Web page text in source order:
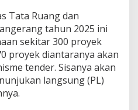
Tata Ruang dan
tahun 2025 ini
sekitar 300 proyek
proyek diantaranya akan
tender. Sisanya akan
langsung (PL)